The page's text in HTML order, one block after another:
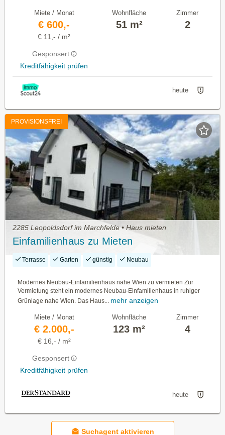
Miete / Monat
€ 600,-
€ 11,- / m²
Gesponsert
Kreditfähigkeit prüfen
Wohnfläche
51 m²
Zimmer
2
heute
PROVISIONSFREI
2285 Leopoldsdorf im Marchfelde • Haus mieten
Einfamilienhaus zu Mieten
Terrasse Garten günstig Neubau
Modernes Neubau-Einfamilienhaus nahe Wien zu vermieten Zur
Vermietung steht ein modernes Neubau-Einfamilienhaus in ruhiger
Grünlage nahe Wien. Das Haus...
mehr anzeigen
Miete / Monat
€ 2.000,-
€ 16,- / m²
Gesponsert
Kreditfähigkeit prüfen
Wohnfläche
123 m²
Zimmer
4
heute
Suchagent aktivieren